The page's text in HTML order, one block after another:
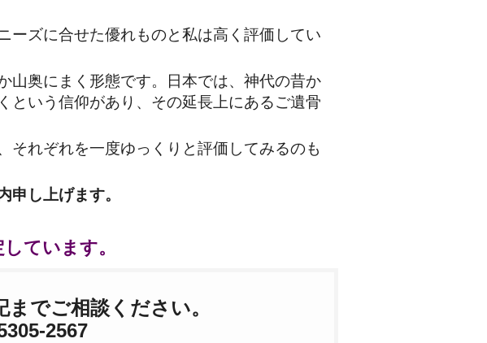
ーズに合せた優れものと私は高く評価してい
山奥にまく形態です。日本では、神代の昔か
という信仰があり、その延長上にあるご遺骨
それぞれを一度ゆっくりと評価してみるのも
申し上げます。
ています。
でご相談ください。
2567